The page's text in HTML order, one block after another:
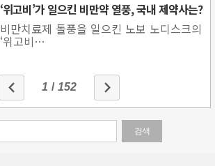
‘위고비’가 일으킨 비만약 열풍, 국내 제약사는?
비만치료제 돌풍을 일으킨 노보 노디스크의
‘위고비…
1 / 152
검색